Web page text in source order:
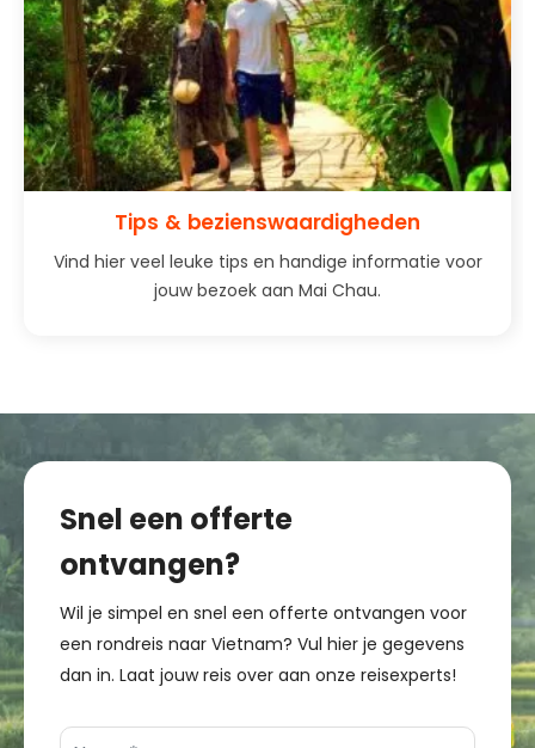
Tips & bezienswaardigheden
Vind hier veel leuke tips en handige informatie voor
jouw bezoek aan Mai Chau.
Snel een offerte
ontvangen?
Wil je simpel en snel een offerte ontvangen voor
een rondreis naar Vietnam? Vul hier je gegevens
dan in. Laat jouw reis over aan onze reisexperts!